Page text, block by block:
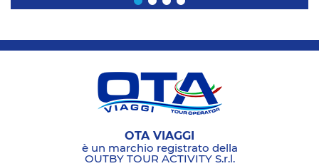
OTA VIAGGI
è un marchio registrato della
OUTBY TOUR ACTIVITY S.r.l.